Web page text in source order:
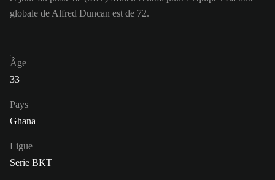
globale de Alfred Duncan est de 72.
Âge
33
Pays
Ghana
Ligue
Serie BKT